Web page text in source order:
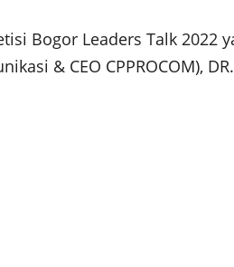
Bogor Leaders Talk 2022
& CEO CPPROCOM),